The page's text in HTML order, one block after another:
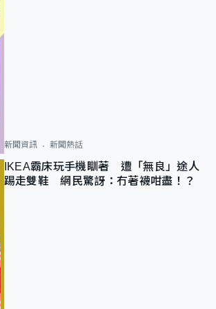
新聞資訊 新聞熱話
IKEA霸床玩手機瞓著 遭「無良」途人
踢走雙鞋 網民驚訝：冇著襪咁盡！？